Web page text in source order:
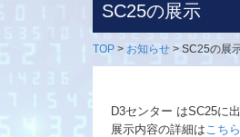
SC25の展示
TOP > お知らせ > SC25の展
D3センター はSC25に
展示内容の詳細はこちら